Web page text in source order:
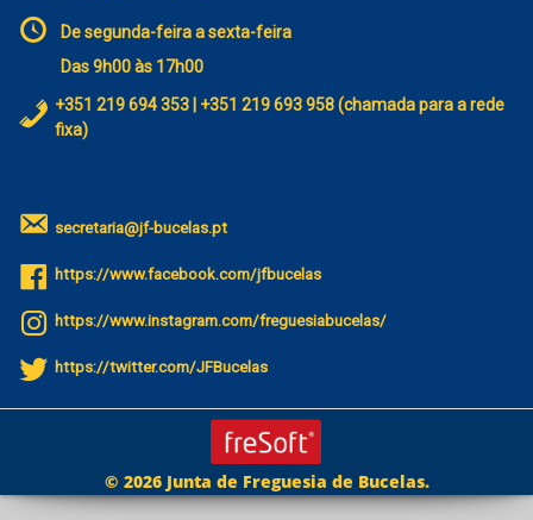
De segunda-feira a sexta-feira
Das 9h00 às 17h00
+351 219 694 353 | +351 219 693 958 (chamada para a rede
fixa)
secretaria@jf-bucelas.pt
https://www.facebook.com/jfbucelas
https://www.instagram.com/freguesiabucelas/
https://twitter.com/JFBucelas
© 2026 Junta de Freguesia de Bucelas.